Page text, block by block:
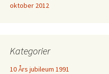
oktober 2012
Kategorier
10 Års jubileum 1991